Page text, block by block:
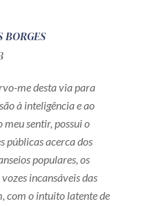
BORGES
me desta via para
à inteligência e ao
sentir, possui o
públicas acerca dos
populares, os
incansáveis das
com o intuito latente de